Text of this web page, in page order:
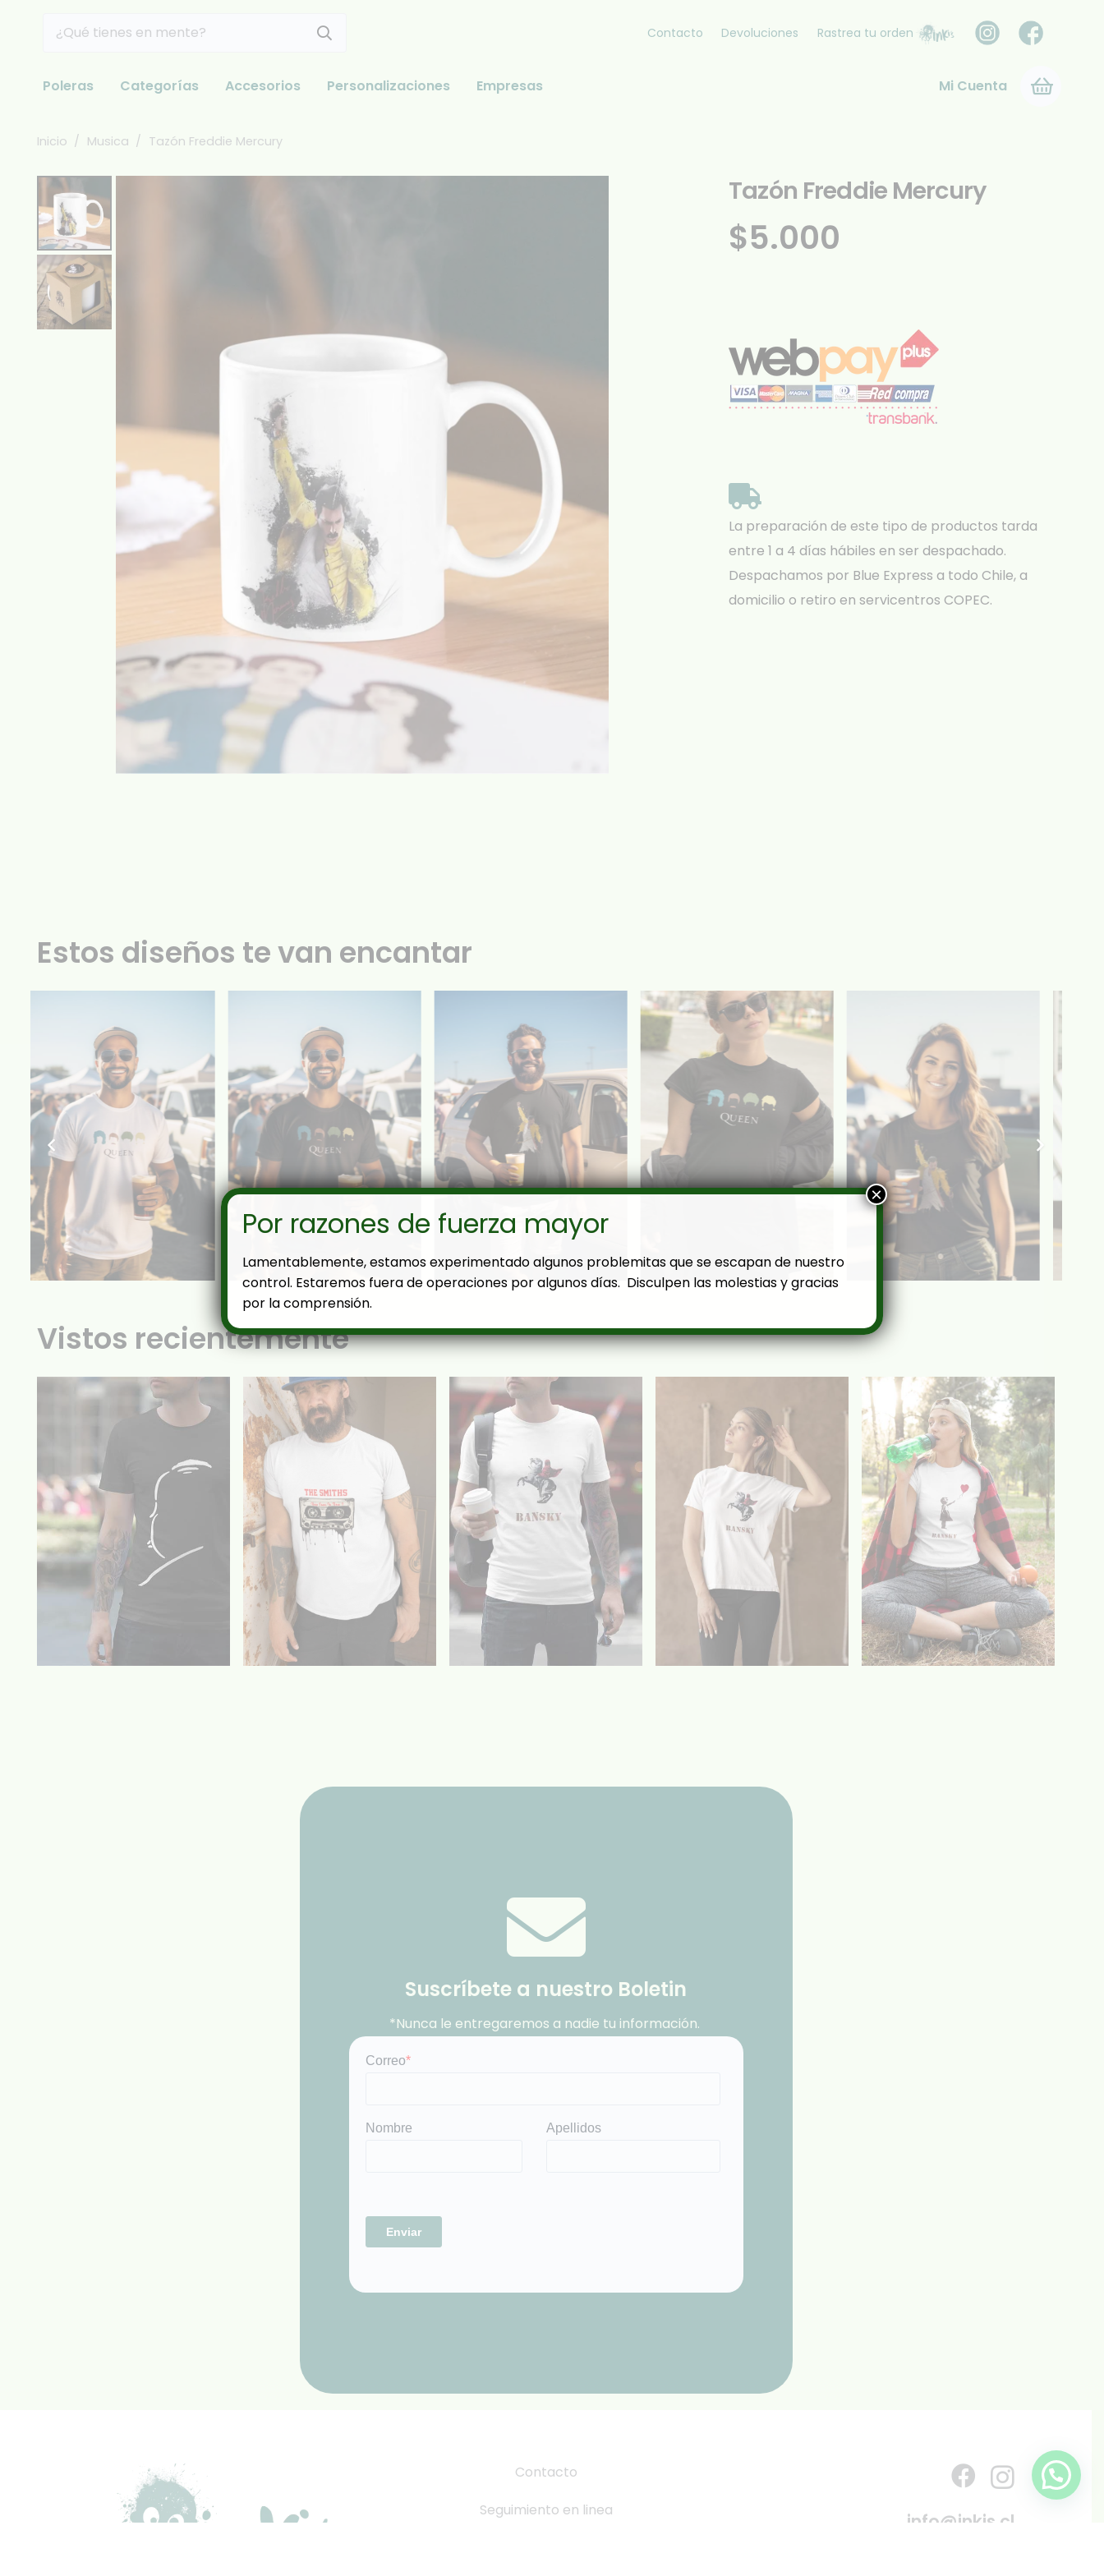
Contacto Devoluciones Rastrea tu orden
Poleras Categorías Accesorios Personalizaciones Empresas Mi Cuenta
Inicio / Musica / Tazón Freddie Mercury
Tazón Freddie Mercury
$5.000
La preparación de este tipo de productos tarda
entre 1 a 4 días hábiles en ser despachado.
Despachamos por Blue Express a todo Chile, a
domicilio o retiro en servicentros COPEC.
Estos diseños te van encantar
Vistos recientemente
Suscríbete a nuestro Boletin
*Nunca le entregaremos a nadie tu información.
Contacto
Seguimiento en linea
info@inkis.cl
Por razones de fuerza mayor
Lamentablemente, estamos experimentado algunos problemitas que se escapan de nuestro
control. Estaremos fuera de operaciones por algunos días. Disculpen las molestias y gracias
por la comprensión.
×